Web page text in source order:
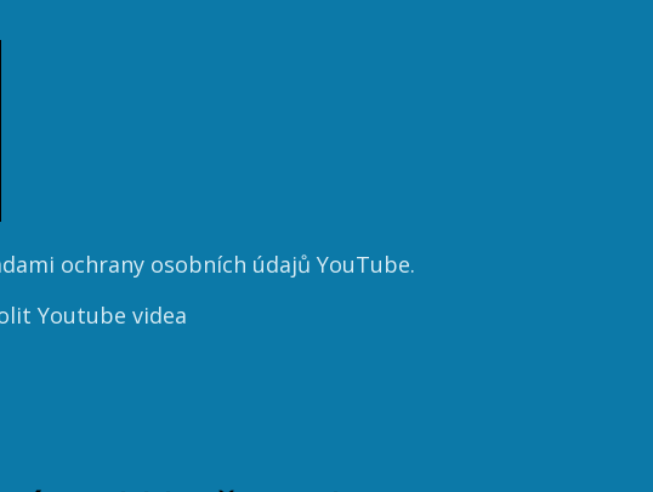
ochrany osobních údajů YouTube.
Youtube videa